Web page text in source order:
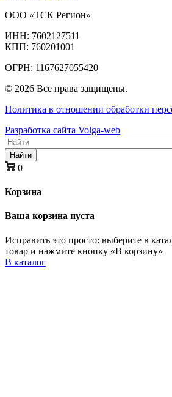
ООО «ТСК Регион»
ИНН: 7602127511
КПП: 760201001
ОГРН: 1167627055420
© 2026 Все права защищены.
Политика в отношении обработки
Разработка сайта Volga-web
Найти
0
Корзина
Ваша корзина пуста
Исправить это просто: выберите в
товар и нажмите кнопку «В корзину»
В каталог